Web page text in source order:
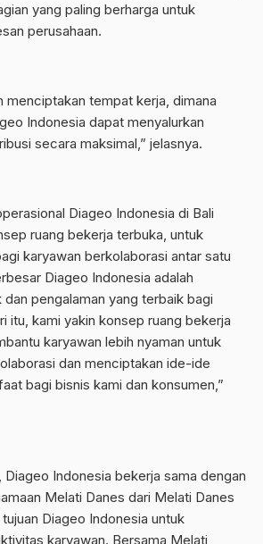
yang paling berharga untuk
perusahaan.
menciptakan tempat kerja, dimana
Indonesia dapat menyalurkan
secara maksimal,” jelasnya.
Diageo Indonesia di Bali
ruang bekerja terbuka, untuk
karyawan berkolaborasi antar satu
Diageo Indonesia adalah
pengalaman yang terbaik bagi
itu, kami yakin konsep ruang bekerja
karyawan lebih nyaman untuk
dan menciptakan ide-ide
bagi bisnis kami dan konsumen,”
Indonesia bekerja sama dengan
Melati Danes dari Melati Danes
Diageo Indonesia untuk
karyawan. Bersama Melati